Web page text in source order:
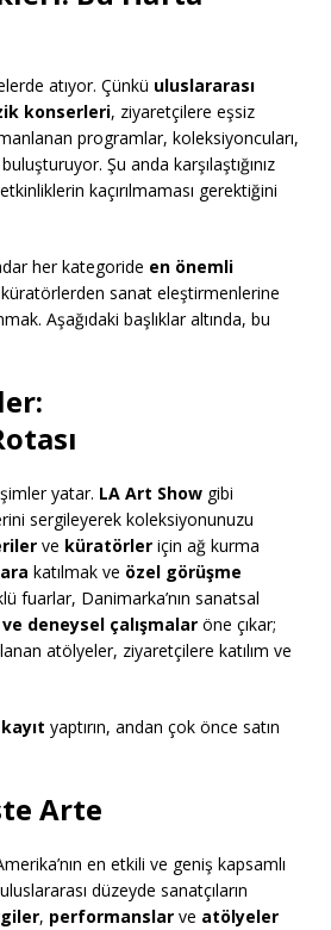
atıyor. Çünkü uluslararası
konserleri, ziyaretçilere eşsiz
programlar, koleksiyoncuları,
Şu anda karşılaştığınız
kaçırılmaması gerektiğini
her kategoride en önemli
sanat eleştirmenlerine
Aşağıdaki başlıklar altında, bu
yatar. LA Art Show gibi
sergileyerek koleksiyonunuzu
ve küratörler için ağ kurma
katılmak ve özel görüşme
fuarlar, Danimarka’nın sanatsal
deneysel çalışmalar öne çıkar;
atölyeler, ziyaretçilere katılım ve
yaptırın, andan çok önce satın
Arte
en etkili ve geniş kapsamlı
düzeyde sanatçıların
, performanslar ve atölyeler